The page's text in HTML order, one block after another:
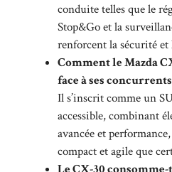
conduite telles que le
Stop&Go et la
renforcent la sécurité
Comment le Mazda
face à ses concurrents
Il s’inscrit comme un
accessible, combinant
avancée et
compact et agile que